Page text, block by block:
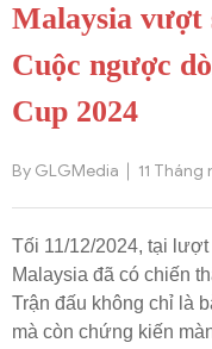
Malaysia vượt
Cuộc ngược
Cup 2024
By GLGMedia 11
Tối 11/12/2024, tại
Malaysia đã có chiến
Trận đấu không chỉ là
mà còn chứng kiến